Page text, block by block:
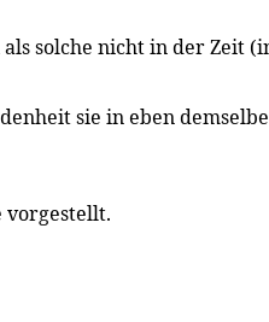
solche nicht in der Zeit
sie in eben
vorgestellt.